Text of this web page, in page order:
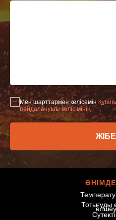
Мен шарттармен келісемін
пайдаланушы келісімінің
өлшеу
Тотығуды
Сутекті
© 2026 «Eurasian
Devices»
Барлық құқықтар
қорғалған.